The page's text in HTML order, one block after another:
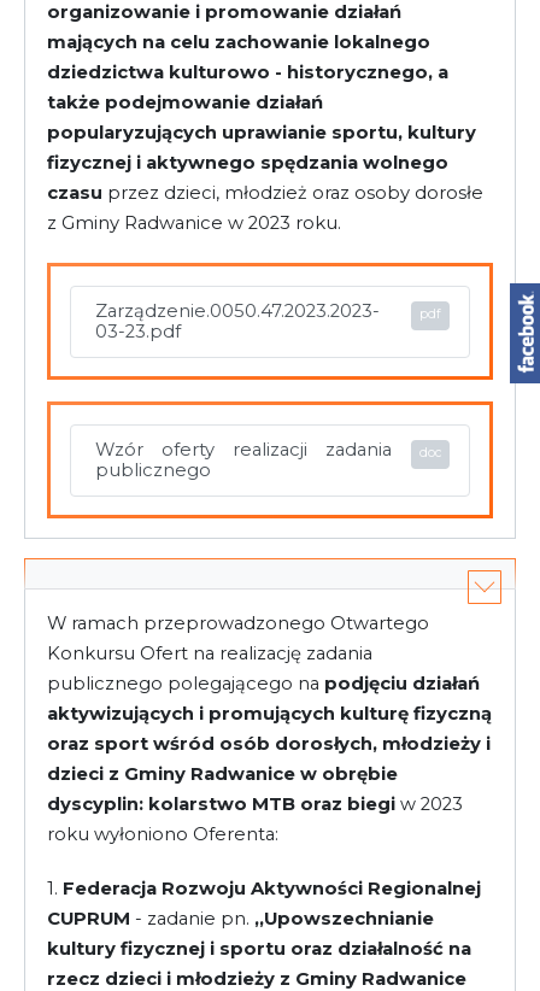
organizowanie i promowanie działań
mających na celu zachowanie lokalnego
dziedzictwa kulturowo - historycznego, a
także podejmowanie działań
popularyzujących uprawianie sportu, kultury
fizycznej i aktywnego spędzania wolnego
czasu przez dzieci, młodzież oraz osoby dorosłe
z Gminy Radwanice w 2023 roku.
Zarządzenie.0050.47.2023.2023-
03-23.pdf
Wzór oferty realizacji zadania
publicznego
W ramach przeprowadzonego Otwartego
Konkursu Ofert na realizację zadania
publicznego polegającego na podjęciu działań
aktywizujących i promujących kulturę fizyczną
oraz sport wśród osób dorosłych, młodzieży i
dzieci z Gminy Radwanice w obrębie
dyscyplin: kolarstwo MTB oraz biegi w 2023
roku wyłoniono Oferenta:
1. Federacja Rozwoju Aktywności Regionalnej
CUPRUM - zadanie pn. ,,Upowszechnianie
kultury fizycznej i sportu oraz działalność na
rzecz dzieci i młodzieży z Gminy Radwanice